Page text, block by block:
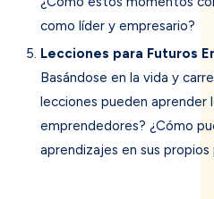
como líder y empresario?
Lecciones para Futuros
Basándose en la vida y
lecciones pueden aprender
emprendedores? ¿Cómo
aprendizajes en sus